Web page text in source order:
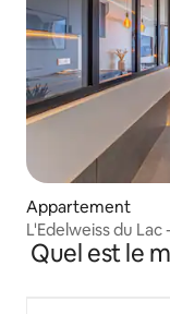
Appartement
L'Edelweiss du Lac
Quel est le